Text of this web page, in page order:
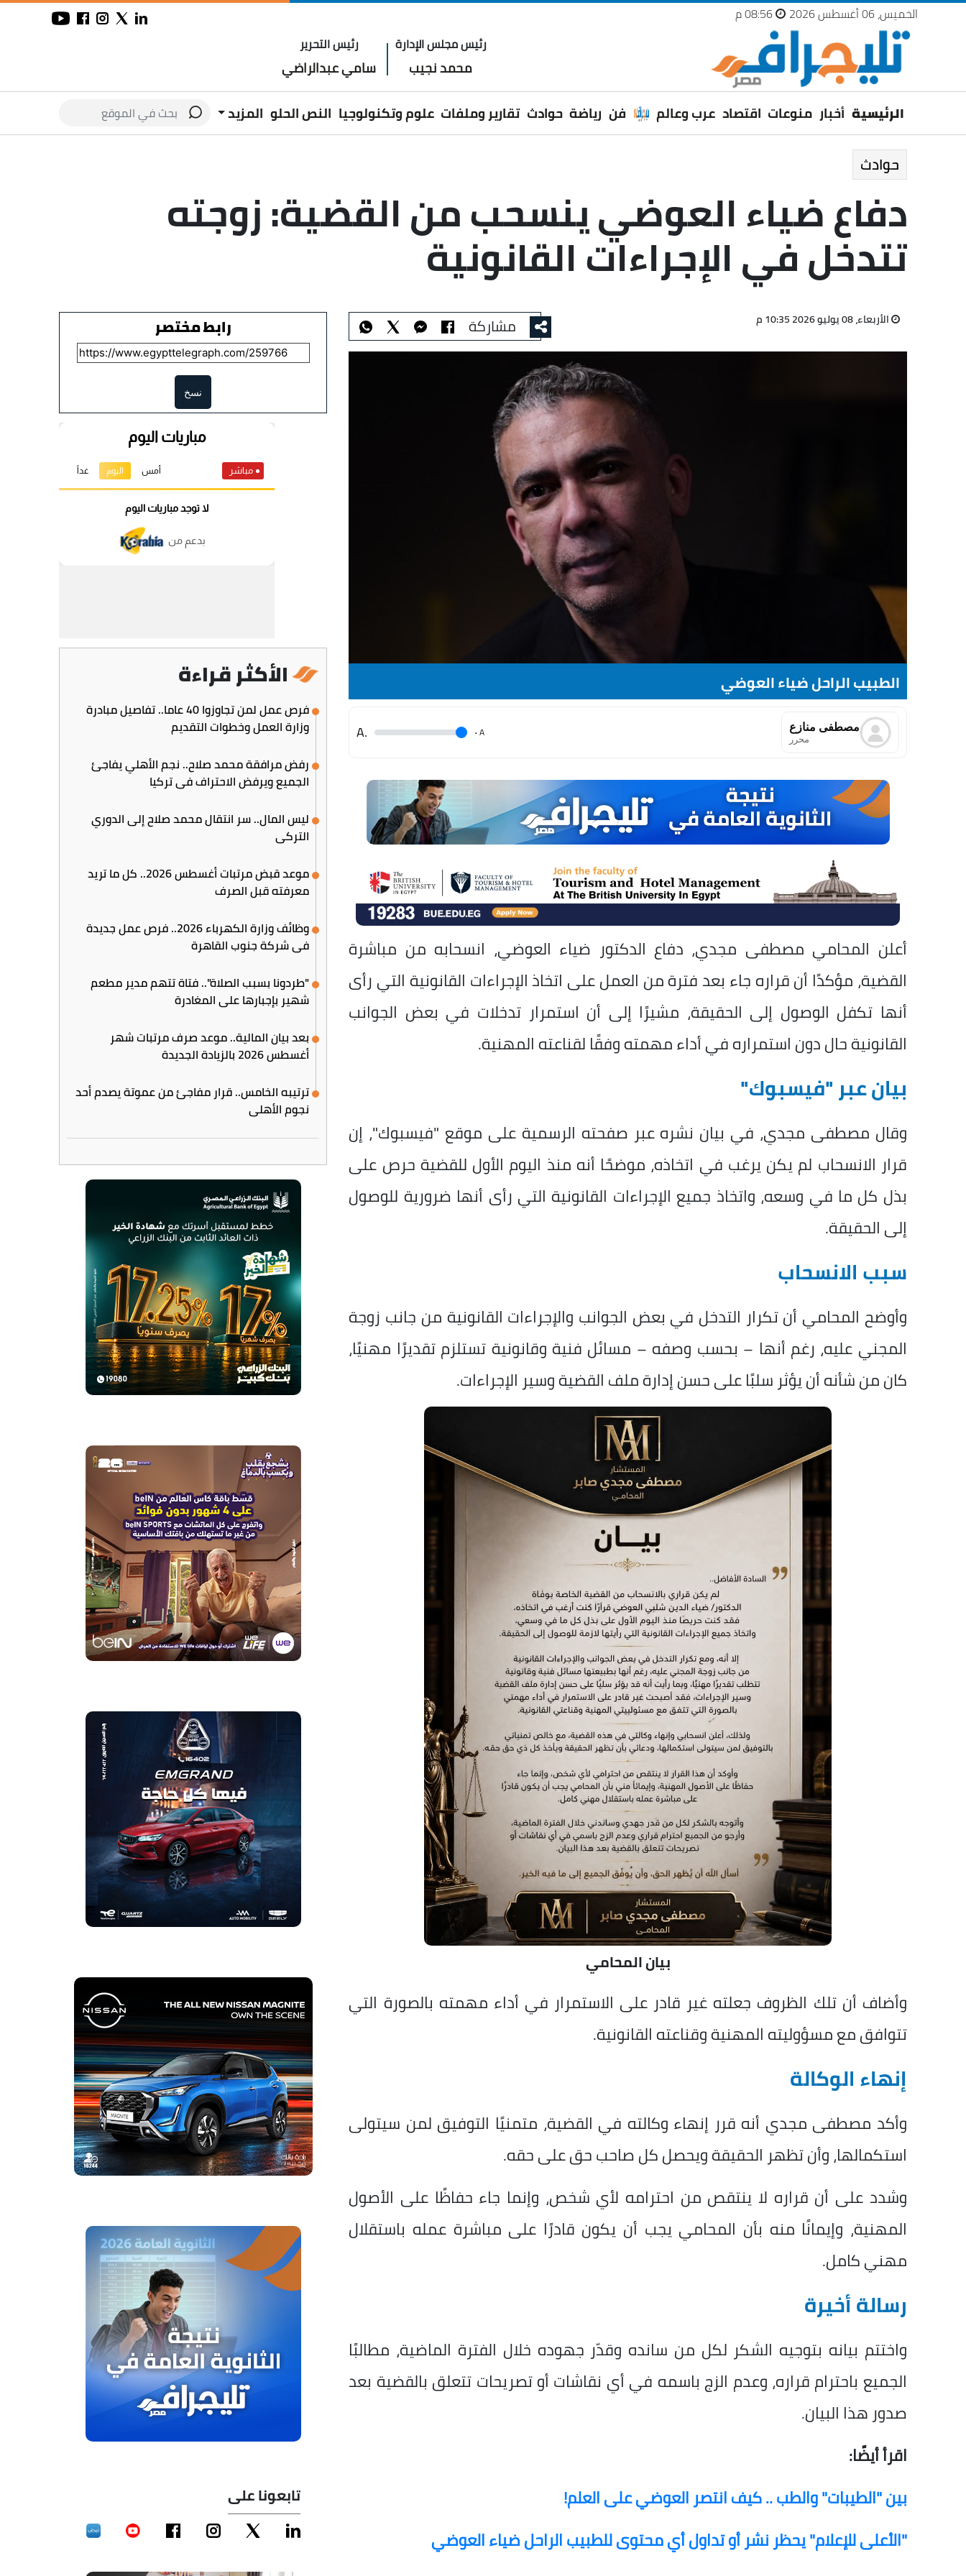
الخميس، 06 أغسطس 2026
08:56 م
رئيس مجلس الإدارة
محمد نجيب
رئيس التحرير
سامي عبدالراضي
الرئيسية أخبار منوعات اقتصاد عرب وعالم فن رياضة حوادث تقارير وملفات علوم وتكنولوجيا النص الحلو المزيد
حوادث
دفاع ضياء العوضي ينسحب من القضية: زوجته
تتدخل في الإجراءات القانونية
الأربعاء، 08 يوليو 2026 10:35 م مشاركة
الطبيب الراحل ضياء العوضي
مصطفى منازع
محرر A
.
.A
أعلن المحامي مصطفى مجدي، دفاع الدكتور ضياء العوضي، انسحابه من مباشرة
القضية، مؤكدًا أن قراره جاء بعد فترة من العمل على اتخاذ الإجراءات القانونية التي رأى
أنها تكفل الوصول إلى الحقيقة، مشيرًا إلى أن استمرار تدخلات في بعض الجوانب
القانونية حال دون استمراره في أداء مهمته وفقًا لقناعته المهنية.
بيان عبر "فيسبوك"
وقال مصطفى مجدي، في بيان نشره عبر صفحته الرسمية على موقع "فيسبوك"، إن
قرار الانسحاب لم يكن يرغب في اتخاذه، موضحًا أنه منذ اليوم الأول للقضية حرص على
بذل كل ما في وسعه، واتخاذ جميع الإجراءات القانونية التي رأى أنها ضرورية للوصول
إلى الحقيقة.
سبب الانسحاب
وأوضح المحامي أن تكرار التدخل في بعض الجوانب والإجراءات القانونية من جانب زوجة
المجني عليه، رغم أنها – بحسب وصفه – مسائل فنية وقانونية تستلزم تقديرًا مهنيًا،
كان من شأنه أن يؤثر سلبًا على حسن إدارة ملف القضية وسير الإجراءات.
بيان المحامي
وأضاف أن تلك الظروف جعلته غير قادر على الاستمرار في أداء مهمته بالصورة التي
تتوافق مع مسؤوليته المهنية وقناعته القانونية.
إنهاء الوكالة
وأكد مصطفى مجدي أنه قرر إنهاء وكالته في القضية، متمنيًا التوفيق لمن سيتولى
استكمالها، وأن تظهر الحقيقة ويحصل كل صاحب حق على حقه.
وشدد على أن قراره لا ينتقص من احترامه لأي شخص، وإنما جاء حفاظًا على الأصول
المهنية، وإيمانًا منه بأن المحامي يجب أن يكون قادرًا على مباشرة عمله باستقلال
مهني كامل.
رسالة أخيرة
واختتم بيانه بتوجيه الشكر لكل من سانده وقدّر جهوده خلال الفترة الماضية، مطالبًا
الجميع باحترام قراره، وعدم الزج باسمه في أي نقاشات أو تصريحات تتعلق بالقضية بعد
صدور هذا البيان.
اقرأ أيضًا:
بين "الطيبات" والطب .. كيف انتصر العوضي على العلم!
"الأعلى للإعلام" يحظر نشر أو تداول أي محتوى للطبيب الراحل ضياء العوضي
رابط مختصر
نسخ
الأكثر قراءة
فرص عمل لمن تجاوزوا 40 عاما.. تفاصيل مبادرة
وزارة العمل وخطوات التقديم
رفض مرافقة محمد صلاح.. نجم الأهلي يفاجئ
الجميع ويرفض الاحتراف في تركيا
ليس المال.. سر انتقال محمد صلاح إلى الدوري
التركي
موعد قبض مرتبات أغسطس 2026.. كل ما تريد
معرفته قبل الصرف
وظائف وزارة الكهرباء 2026.. فرص عمل جديدة
في شركة جنوب القاهرة
"طردونا بسبب الصلاة".. فتاة تتهم مدير مطعم
شهير بإجبارها على المغادرة
بعد بيان المالية.. موعد صرف مرتبات شهر
أغسطس 2026 بالزيادة الجديدة
ترتيبه الخامس.. قرار مفاجئ من عموتة يصدم أحد
نجوم الأهلي
تابعونا على